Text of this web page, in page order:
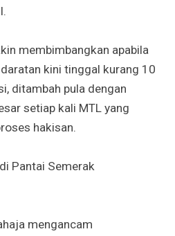
membimbangkan apabila
kini tinggal kurang 10
ditambah pula dengan
setiap kali MTL yang
hakisan.
mengancam